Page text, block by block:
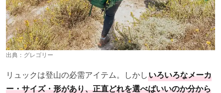
出典： グレゴリー
リュックは登山の必需アイテム。しかしいろいろなメーカ
ー・サイズ・形があり、正直どれを選べばいいのか分から